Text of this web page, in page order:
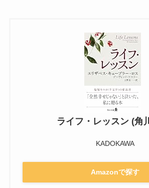
ライフ・レッスン (角
KADOKAWA
Amazonで探す